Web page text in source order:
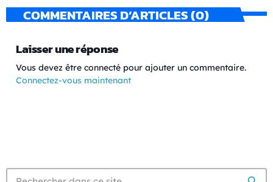
COMMENTAIRES D’ARTICLES (0)
Laisser une réponse
Vous devez être connecté pour ajouter un commentaire.
Connectez-vous maintenant